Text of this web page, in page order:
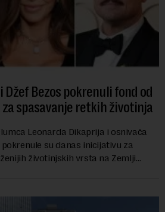
Džef Bezos pokrenuli fond od
spasavanje retkih životinja
Leonarda Dikaprija i osnivača
su danas inicijativu za
životinjskih vrsta na Zemlji